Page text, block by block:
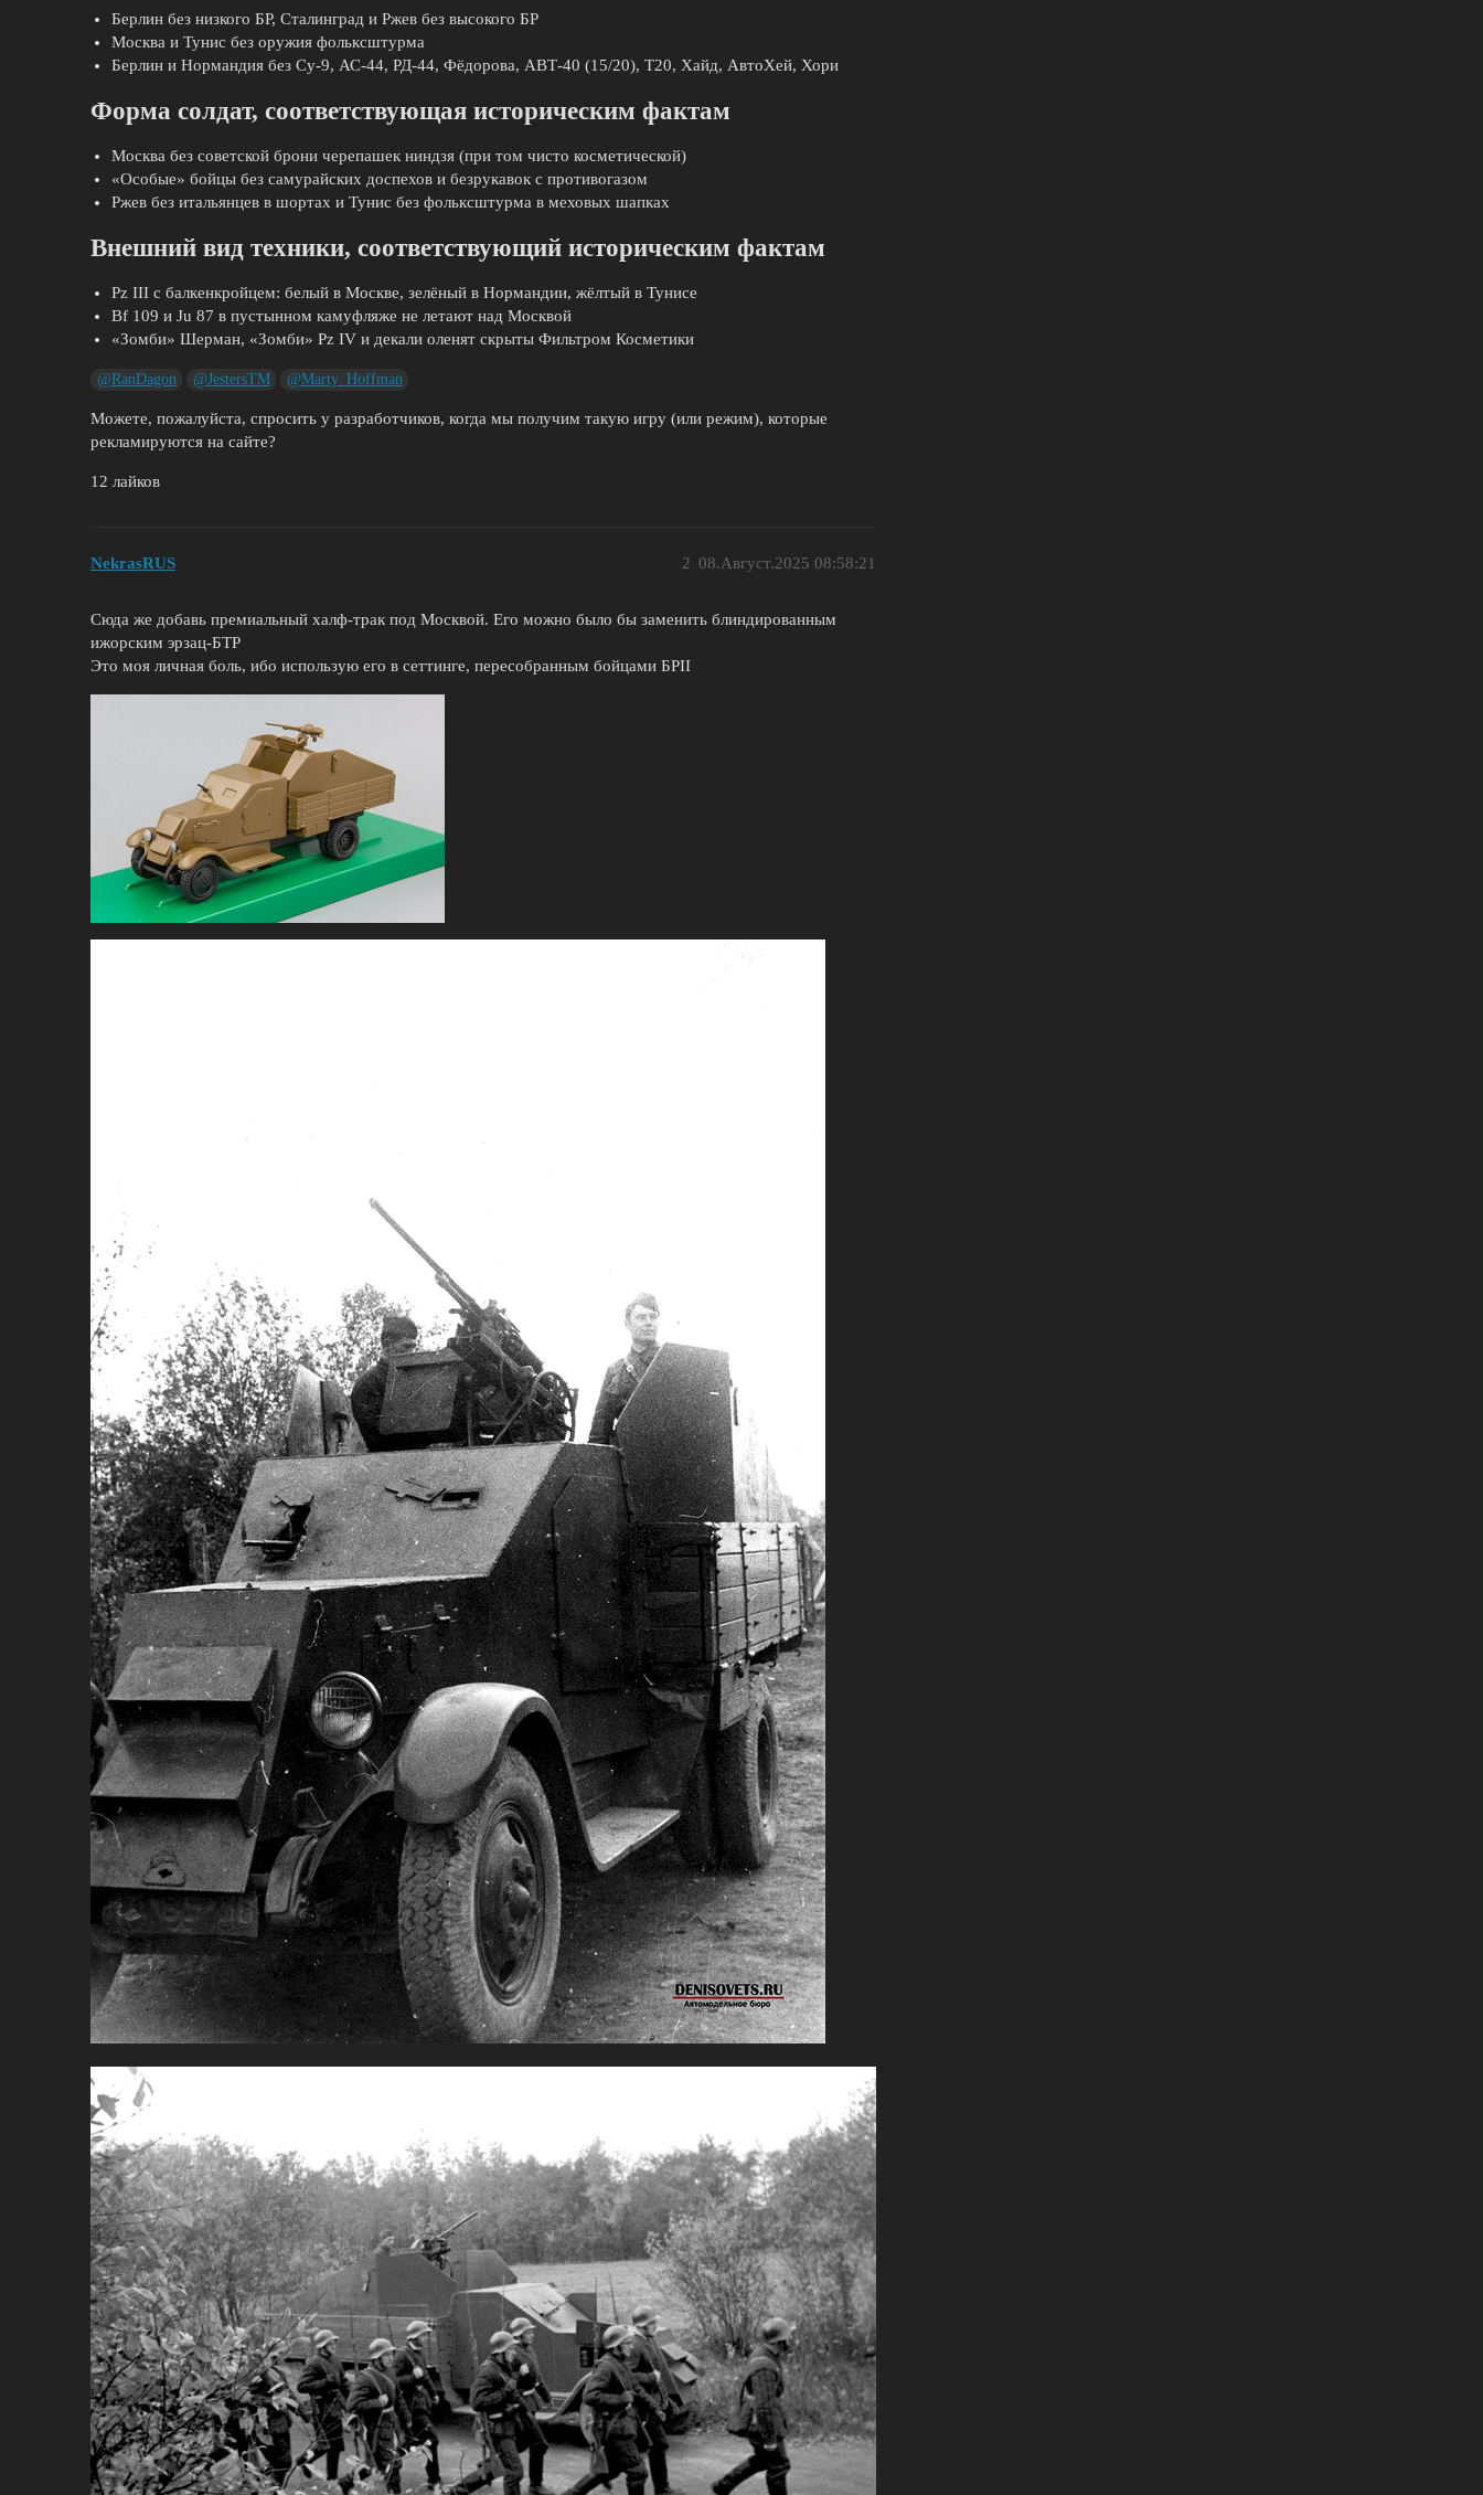
Берлин без низкого БР, Сталинград и Ржев без высокого БР
Москва и Тунис без оружия фольксштурма
Берлин и Нормандия без Су-9, АС-44, РД-44, Фёдорова, АВТ-40 (15/20), T20, Хайд, АвтоХей, Хори
Форма солдат, соответствующая историческим фактам
Москва без советской брони черепашек ниндзя (при том чисто косметической)
«Особые» бойцы без самурайских доспехов и безрукавок с противогазом
Ржев без итальянцев в шортах и Тунис без фольксштурма в меховых шапках
Внешний вид техники, соответствующий историческим фактам
Pz III с балкенкройцем: белый в Москве, зелёный в Нормандии, жёлтый в Тунисе
Bf 109 и Ju 87 в пустынном камуфляже не летают над Москвой
«Зомби» Шерман, «Зомби» Pz IV и декали оленят скрыты Фильтром Косметики
@RanDagon @JestersTM @Marty_Hoffman
Можете, пожалуйста, спросить у разработчиков, когда мы получим такую игру (или режим), которые
рекламируются на сайте?
12 лайков
NekrasRUS 08.Август.2025 08:58:21
2
Сюда же добавь премиальный халф-трак под Москвой. Его можно было бы заменить блиндированным
ижорским эрзац-БТР
Это моя личная боль, ибо использую его в сеттинге, пересобранным бойцами БРII